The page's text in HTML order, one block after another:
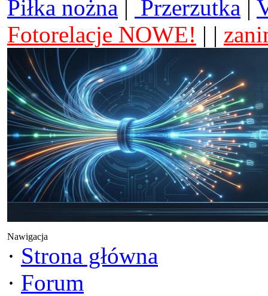
Piłka nożna | Przerzutka |
Fotorelacje NOWE! | |
Nawigacja
· Strona główna
· Forum